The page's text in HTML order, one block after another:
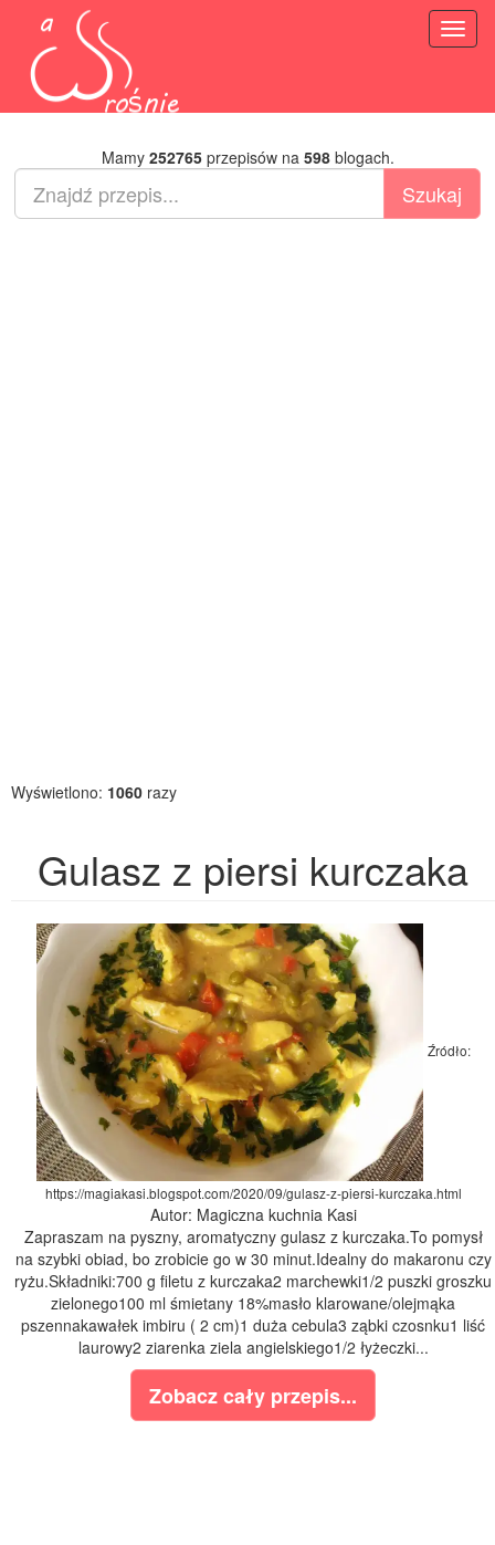
Mamy 252765przepisów na 598blogach.
Wyświetlono: 1060 razy
Gulasz z piersi kurczaka
Źródło:
https://magiakasi.blogspot.com/2020/09/gulasz-z-piersi-kurczaka.html
Autor: Magiczna kuchnia Kasi
Zapraszam na pyszny, aromatyczny gulasz z kurczaka.To pomysł
na szybki obiad, bo zrobicie go w 30 minut.Idealny do makaronu czy
ryżu.Składniki:700 g filetu z kurczaka2 marchewki1/2 puszki groszku
zielonego100 ml śmietany 18%masło klarowane/olejmąka
pszennakawałek imbiru ( 2 cm)1 duża cebula3 ząbki czosnku1 liść
laurowy2 ziarenka ziela angielskiego1/2 łyżeczki...
Zobacz cały przepis...